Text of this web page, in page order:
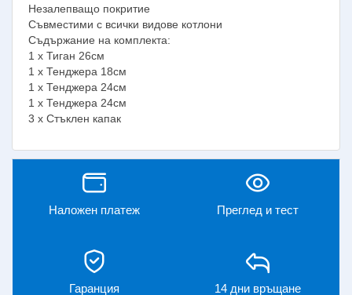
Незалепващо покритие
Съвместими с всички видове котлони
Съдържание на комплекта:
1 х Тиган 26см
1 х Тенджера 18см
1 х Тенджера 24см
1 х Тенджера 24см
3 х Стъклен капак
Наложен платеж Преглед и тест
Гаранция 14 дни връщане